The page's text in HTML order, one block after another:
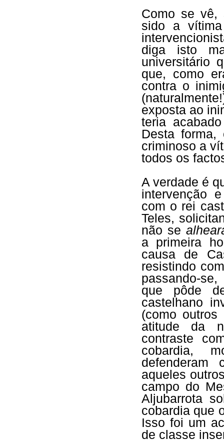
Como se vê,
sido a
diga isto
universitário
que, como
contra o
exposta ao
teria
Desta
criminoso a
todos os
A verdade é
intervenção
com o rei
Teles,
não se
a primeira
causa de
resistindo
passando-
que pôde
castelhano
(como outros
atitude da
contraste
cobardia,
aqueles
campo do
Aljubarrota
cobardia que
Isso foi um
de classe